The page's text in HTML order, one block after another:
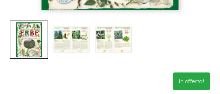
In offerta!